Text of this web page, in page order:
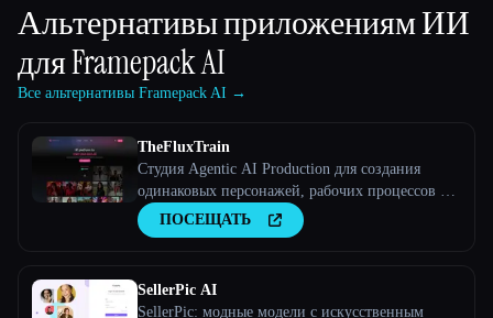
Альтернативы приложениям ИИ
дляFramepack AI
Все альтернативы Framepack AI →
TheFluxTrain
Студия Agentic AI Production для создания
одинаковых персонажей, рабочих процессов и
видеоПОСЕЩАТЬ
SellerPic AI
SellerPic: модные модели с искусственным